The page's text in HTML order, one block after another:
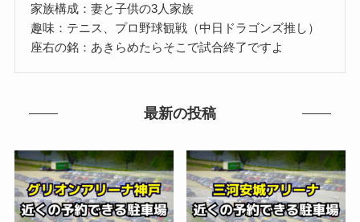
家族構成：妻と子供の3人家族
趣味：テニス、プロ野球観戦（中日ドラゴンズ推し）
座右の銘：あきらめたらそこで試合終了ですよ
最新の投稿